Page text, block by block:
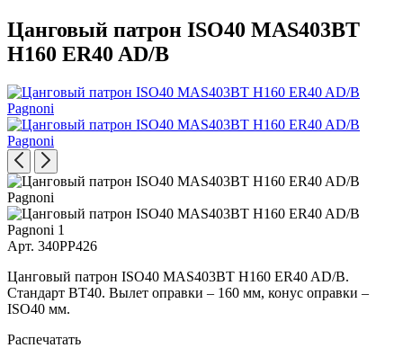
Цанговый патрон ISO40 MAS403BT
H160 ER40 AD/B
Арт. 340PP426
Цанговый патрон ISO40 MAS403BT H160 ER40 AD/B.
Стандарт BT40. Вылет оправки – 160 мм, конус оправки –
ISO40 мм.
Распечатать